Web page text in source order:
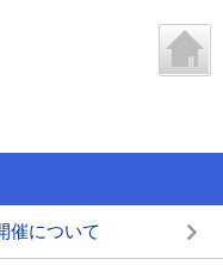
催について